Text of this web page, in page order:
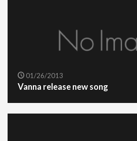
01/26/2013
Vanna release new song